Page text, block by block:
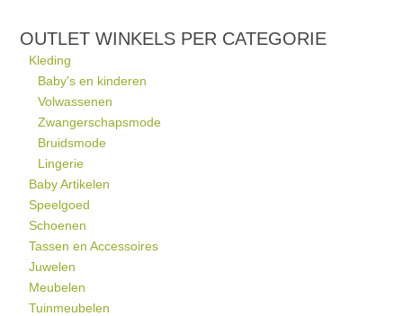
OUTLET WINKELS PER CATEGORIE
Kleding
Baby's en kinderen
Volwassenen
Zwangerschapsmode
Bruidsmode
Lingerie
Baby Artikelen
Speelgoed
Schoenen
Tassen en Accessoires
Juwelen
Meubelen
Tuinmeubelen